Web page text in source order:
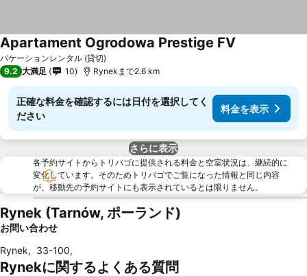
バケーションレンタル (貸切)
Apartament Ogrodowa Prestige FV
9.2 大満足 10 Rynekまで2.6 km
正確な料金を確認するには日付を選択してく
ださい
料金を表示
さらに表示
各予約サイトからトリバゴに提供される料金と空室状況は、継続的に
変化しています。そのためトリバゴでご覧になった情報と同じ内容
が、移動先の予約サイトにも表示されているとは限りません。
Rynek (Tarnów, ポーランド)
お問い合わせ
Rynek, 33-100,
Rynekに関するよくある質問